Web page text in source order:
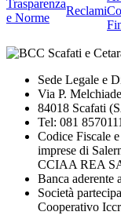
Trasparenza
e Norme
Reclami
Sede Legale e
Via P.
84018 Scafati
Tel: 081
Codice Fiscale
imprese di
CCIAA REA
Banca aderente
Società
Cooperativo